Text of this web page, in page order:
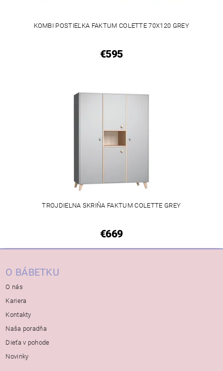
KOMBI POSTIEĽKA FAKTUM COLETTE 70X120 GREY
€595
TROJDIELNA SKRIŇA FAKTUM COLETTE GREY
€669
O BÁBETKU
O nás
Kariera
Kontakty
Naša poradňa
Dieťa v pohode
Novinky